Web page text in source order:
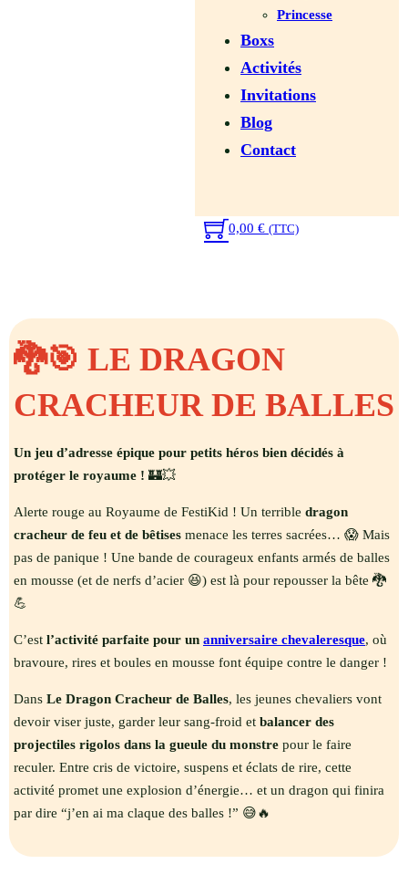
Princesse
Boxs
Activités
Invitations
Blog
Contact
0,00 € (TTC)
🐉🎯 LE DRAGON
CRACHEUR DE BALLES
Un jeu d’adresse épique pour petits héros bien décidés à
protéger le royaume ! 🏰💥
Alerte rouge au Royaume de FestiKid ! Un terrible dragon
cracheur de feu et de bêtises menace les terres sacrées… 😱 Mais
pas de panique ! Une bande de courageux enfants armés de balles
en mousse (et de nerfs d’acier 😆) est là pour repousser la bête 🐉
💪
C’est l’activité parfaite pour un anniversaire chevaleresque, où
bravoure, rires et boules en mousse font équipe contre le danger !
Dans Le Dragon Cracheur de Balles, les jeunes chevaliers vont
devoir viser juste, garder leur sang-froid et balancer des
projectiles rigolos dans la gueule du monstre pour le faire
reculer. Entre cris de victoire, suspens et éclats de rire, cette
activité promet une explosion d’énergie… et un dragon qui finira
par dire “j’en ai ma claque des balles !” 😅🔥